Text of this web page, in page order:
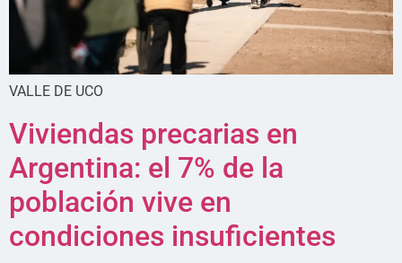
VALLE DE UCO
Viviendas precarias en
Argentina: el 7% de la
población vive en
condiciones insuficientes